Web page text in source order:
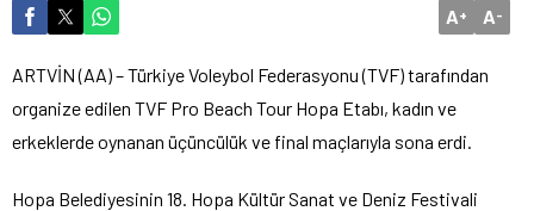
A+ A-
ARTVİN (AA) – Türkiye Voleybol Federasyonu (TVF) tarafından
organize edilen TVF Pro Beach Tour Hopa Etabı, kadın ve
erkeklerde oynanan üçüncülük ve final maçlarıyla sona erdi.
Hopa Belediyesinin 18. Hopa Kültür Sanat ve Deniz Festivali